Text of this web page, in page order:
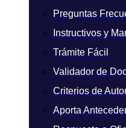
Preguntas
Instructivos y
Trámite Fácil
Validador de
Criterios de
Aporta